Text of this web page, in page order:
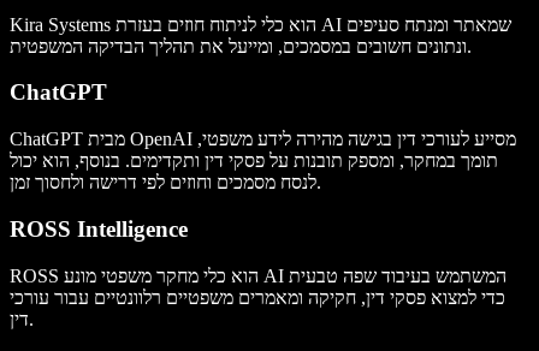
Kira Systems הוא כלי לניתוח חוזים בעזרת AI שמאתר ומנתח סעיפים
ונתונים חשובים במסמכים, ומייעל את תהליך הבדיקה המשפטית.
ChatGPT
ChatGPT מבית OpenAI מסייע לעורכי דין בגישה מהירה לידע משפטי,
תומך במחקר, ומספק תובנות על פסקי דין ותקדימים. בנוסף, הוא יכול
לנסח מסמכים וחוזים לפי דרישה ולחסוך זמן.
ROSS Intelligence
ROSS הוא כלי מחקר משפטי מונע AI המשתמש בעיבוד שפה טבעית
כדי למצוא פסקי דין, חקיקה ומאמרים משפטיים רלוונטיים עבור עורכי
דין.